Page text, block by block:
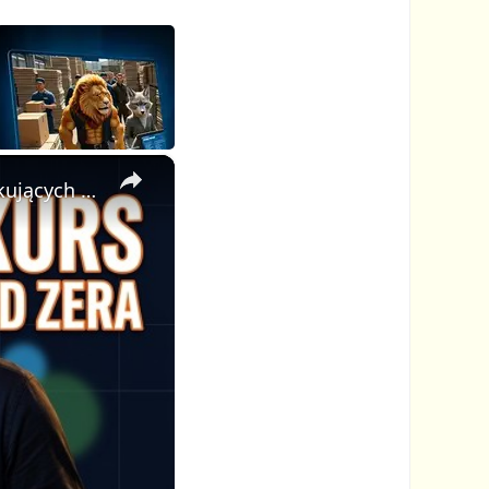
×
🎓 Jak Stworzyć Kurs Online od Zera — Pełny Tutorial dla Początkujących (Rejestracji do Publikacji)